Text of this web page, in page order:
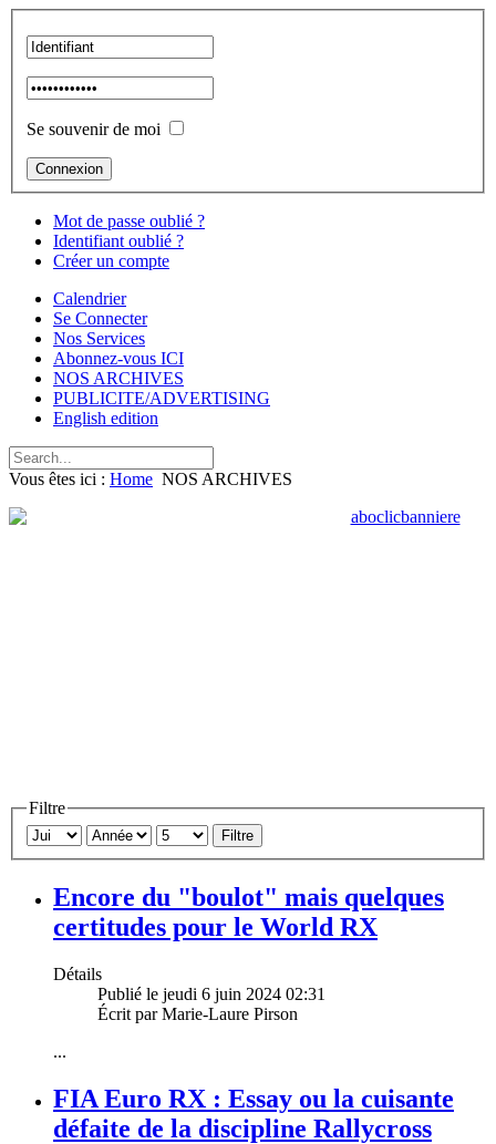
Se souvenir de moi
Mot de passe oublié ?
Identifiant oublié ?
Créer un compte
Calendrier
Se Connecter
Nos Services
Abonnez-vous ICI
NOS ARCHIVES
PUBLICITE/ADVERTISING
English edition
Vous êtes ici : Home NOS ARCHIVES
Filtre
Filtre
Encore du "boulot" mais quelques
certitudes pour le World RX
Détails
Publié le jeudi 6 juin 2024 02:31
Écrit par Marie-Laure Pirson
...
FIA Euro RX : Essay ou la cuisante
défaite de la discipline Rallycross